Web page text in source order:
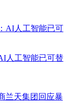
人工智能已可替